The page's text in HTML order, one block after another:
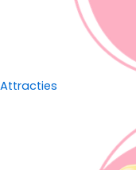
Attracties